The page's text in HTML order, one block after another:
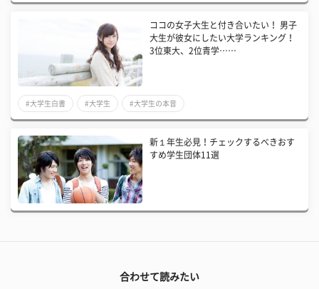
ココの女子大生と付き合いたい！ 男子
大生が彼女にしたい大学ランキング！
3位東大、2位青学……
#大学生白書 #大学生 #大学生の本音
新１年生必見！チェックするべきおす
すめ学生団体11選
合わせて読みたい